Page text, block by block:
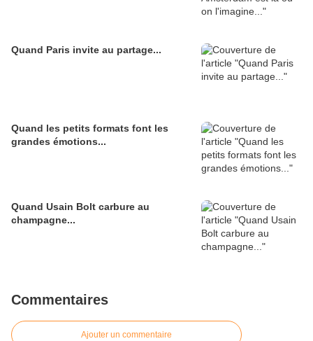
Quand Paris invite au partage...
Quand les petits formats font les
grandes émotions...
Quand Usain Bolt carbure au
champagne...
Commentaires
Ajouter un commentaire